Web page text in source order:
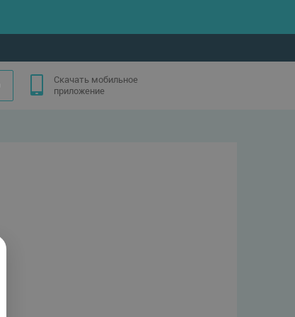
Скачать мобильное
приложение